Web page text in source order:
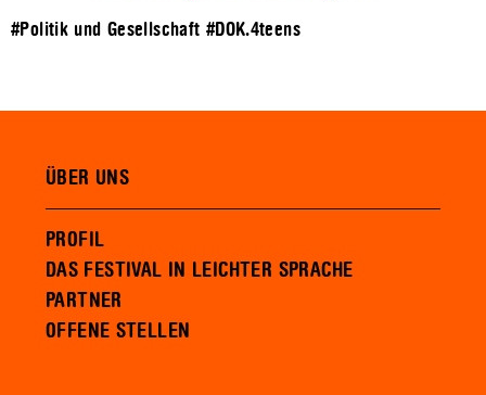
#Politik und Gesellschaft #DOK.4teens
ÜBER UNS
PROFIL
DAS FESTIVAL IN LEICHTER SPRACHE
PARTNER
OFFENE STELLEN